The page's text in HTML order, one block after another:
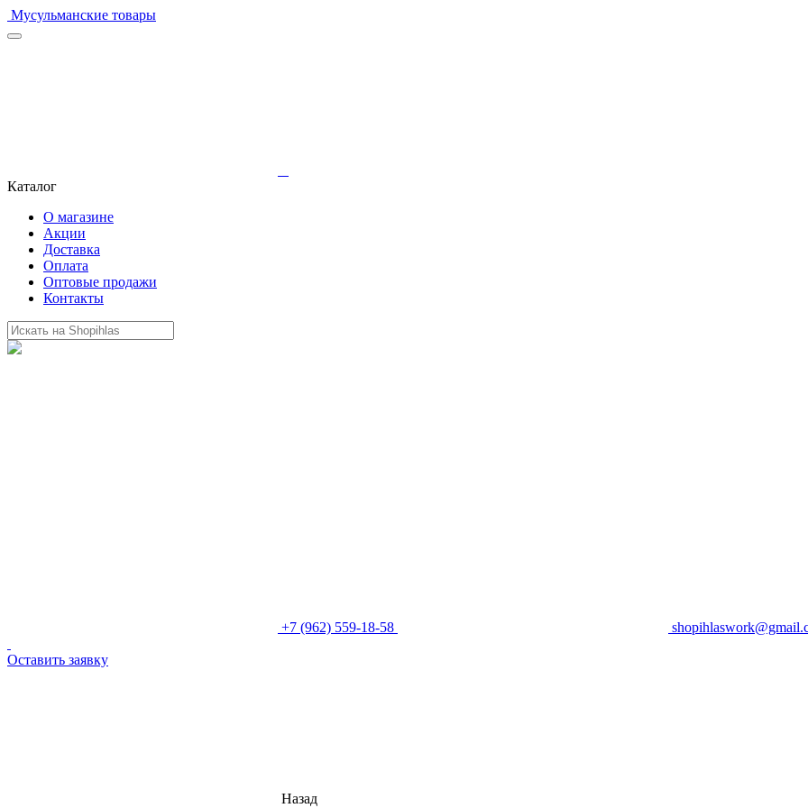
Мусульманские товары
Каталог
О магазине
Акции
Доставка
Оплата
Оптовые продажи
Контакты
+7 (962) 559-18-58
Оставить заявку
Назад